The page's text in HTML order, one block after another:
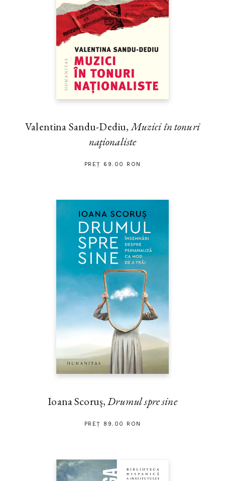
Valentina Sandu-Dediu,Muzici în tonuri
naţionaliste
PREȚ 69.00 RON
Ioana Scoruș,Drumul spre sine
PREȚ 89.00 RON